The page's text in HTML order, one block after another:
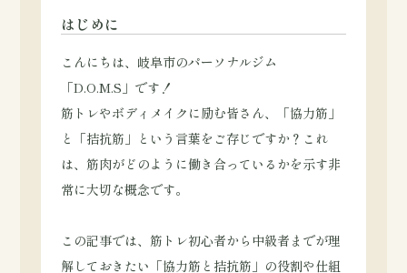
はじめに
こんにちは、岐阜市のパーソナルジム
「D.O.M.S」です！
筋トレやボディメイクに励む皆さん、「協力筋」
と「拮抗筋」という言葉をご存じですか？これ
は、筋肉がどのように働き合っているかを示す非
常に大切な概念です。
この記事では、筋トレ初心者から中級者までが理
解しておきたい「協力筋と拮抗筋」の役割や仕組